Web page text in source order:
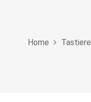
Home Tastiere